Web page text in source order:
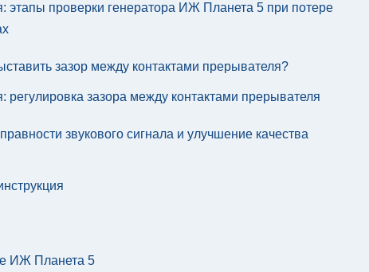
этапы проверки генератора ИЖ Планета 5 при потере
зазор между контактами прерывателя?
регулировка зазора между контактами прерывателя
звукового сигнала и улучшение качества
ИЖ Планета 5